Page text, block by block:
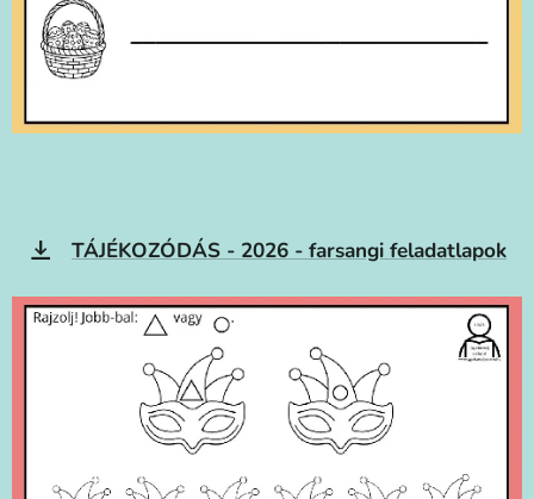
TÁJÉKOZÓDÁS - 2026 - farsangi feladatlapok